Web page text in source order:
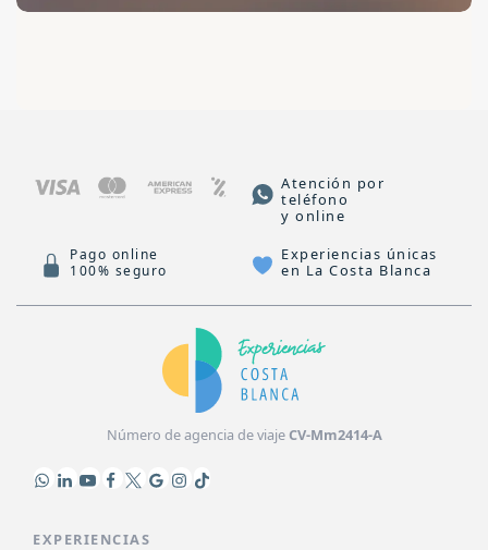
Atención por
teléfono
y online
Pago online
100% seguro
Experiencias únicas
en La Costa Blanca
Número de agencia de viajeCV-Mm2414-A
EXPERIENCIAS